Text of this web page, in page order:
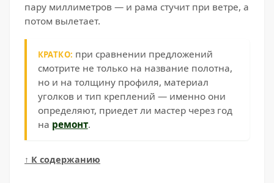
пару миллиметров — и рама стучит при ветре, а
потом вылетает.
КРАТКО: при сравнении предложений
смотрите не только на название полотна,
но и на толщину профиля, материал
уголков и тип креплений — именно они
определяют, приедет ли мастер через год
на ремонт.
↑ К содержанию